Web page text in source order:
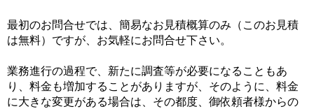
最初のお問合せでは、簡易なお見積概算のみ（このお見積
は無料）ですが、お気軽にお問合せ下さい。
業務進行の過程で、新たに調査等が必要になることもあ
り、料金も増加することがありますが、そのように、料金
に大きな変更がある場合は、その都度、御依頼者様からの